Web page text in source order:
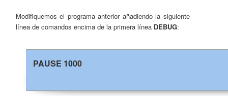
Modifiquemos el programa anterior añadiendo la siguiente
línea de comandos encima de la primera línea DEBUG:
PAUSE 1000